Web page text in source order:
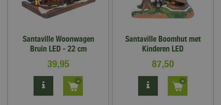
Santaville Woonwagen
Bruin LED - 22 cm
39,95
Santaville Boomhut met
Kinderen LED
87,50